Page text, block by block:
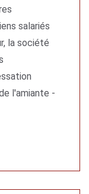
salariés
la société
l'amiante -